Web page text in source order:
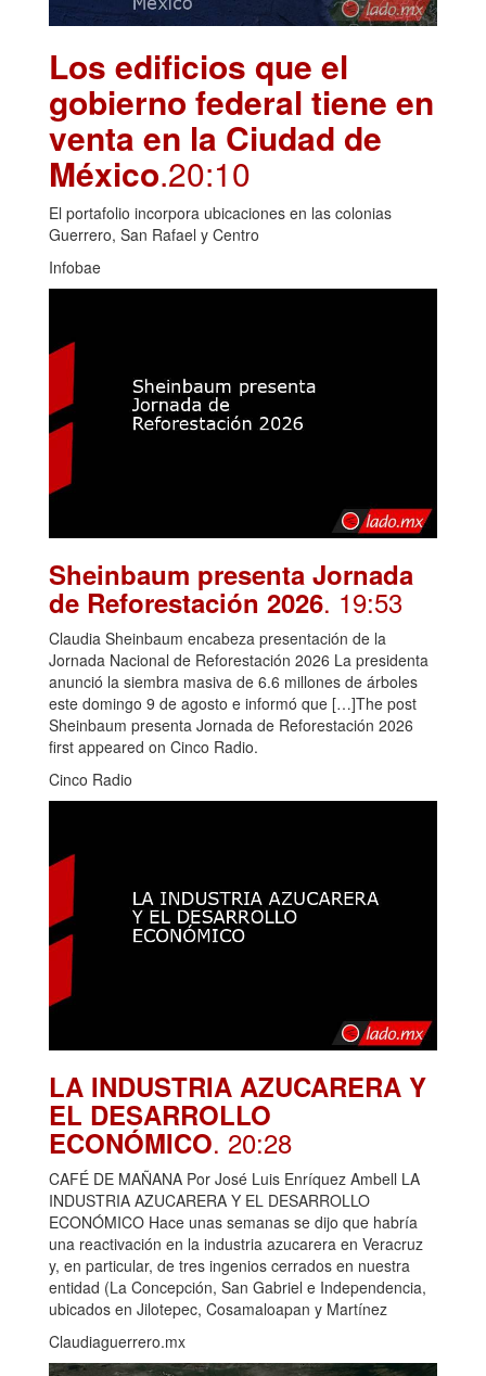
Los edificios que el
gobierno federal tiene en
venta en la Ciudad de
México.20:10
El portafolio incorpora ubicaciones en las colonias
Guerrero, San Rafael y Centro
Infobae
Sheinbaum presenta Jornada
de Reforestación 2026. 19:53
Claudia Sheinbaum encabeza presentación de la
Jornada Nacional de Reforestación 2026 La presidenta
anunció la siembra masiva de 6.6 millones de árboles
este domingo 9 de agosto e informó que […]The post
Sheinbaum presenta Jornada de Reforestación 2026
first appeared on Cinco Radio.
Cinco Radio
LA INDUSTRIA AZUCARERA Y
EL DESARROLLO
ECONÓMICO. 20:28
CAFÉ DE MAÑANA Por José Luis Enríquez Ambell LA
INDUSTRIA AZUCARERA Y EL DESARROLLO
ECONÓMICO Hace unas semanas se dijo que habría
una reactivación en la industria azucarera en Veracruz
y, en particular, de tres ingenios cerrados en nuestra
entidad (La Concepción, San Gabriel e Independencia,
ubicados en Jilotepec, Cosamaloapan y Martínez
Claudiaguerrero.mx